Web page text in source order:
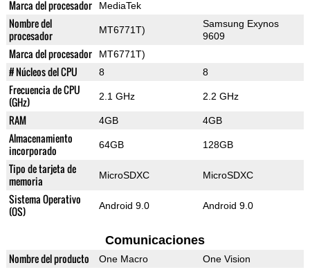
Marca del procesador MediaTek
Nombre del
procesador
MT6771T)
Samsung Exynos
9609
Marca del procesador MT6771T)
# Núcleos del CPU 8 8
Frecuencia de CPU
(GHz)
2.1 GHz 2.2 GHz
RAM 4GB 4GB
Almacenamiento
incorporado
64GB 128GB
Tipo de tarjeta de
memoria
MicroSDXC MicroSDXC
Sistema Operativo
(OS)
Android 9.0 Android 9.0
Comunicaciones
Nombre del producto One Macro One Vision